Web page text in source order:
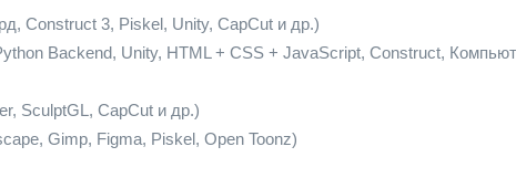
Construct 3, Piskel, Unity, CapCut и др.)
Backend, Unity, HTML + CSS + JavaScript, Construct,
SculptGL, CapCut и др.)
Gimp, Figma, Piskel, Open Toonz)